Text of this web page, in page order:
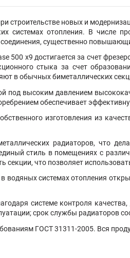
строительстве новых и
системах отопления. В числе
существенно
500 х9 достигается за счет
стыка за счет
в обычных биметаллических
под высоким давлением
обеспечивает
изготовления из
радиаторов, что
стиль в помещениях с
секции, что позволяет
водяных системах отопления
системе контроля
срок службы радиаторов
ГОСТ 31311-2005. Вся